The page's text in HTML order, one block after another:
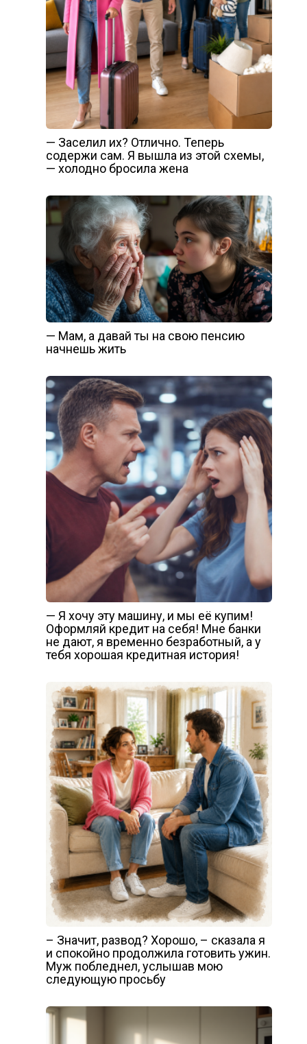
— Заселил их? Отлично. Теперь
содержи сам. Я вышла из этой схемы,
— холодно бросила жена
— Мам, а давай ты на свою пенсию
начнешь жить
— Я хочу эту машину, и мы её купим!
Оформляй кредит на себя! Мне банки
не дают, я временно безработный, а у
тебя хорошая кредитная история!
– Значит, развод? Хорошо, – сказала я
и спокойно продолжила готовить ужин.
Муж побледнел, услышав мою
следующую просьбу